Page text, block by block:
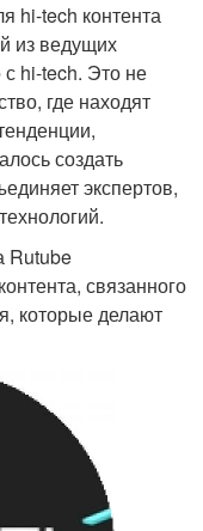
hi-tech контента
из ведущих
с hi-tech. Это не
где находят
создать
экспертов,
Rutube
связанного
которые делают